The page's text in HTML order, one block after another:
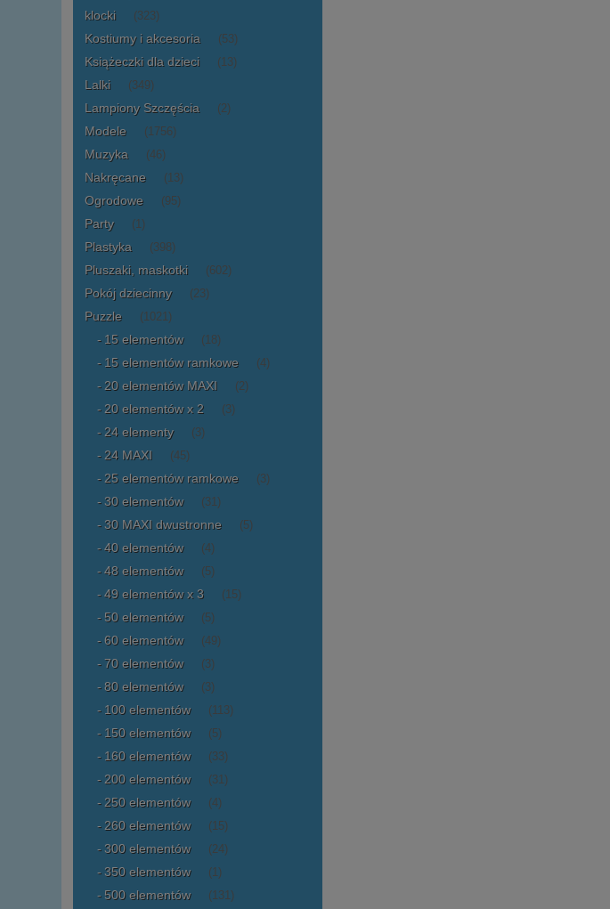
klocki (323)
Kostiumy i akcesoria (53)
Książeczki dla dzieci (13)
Lalki (349)
Lampiony Szczęścia (2)
Modele (1756)
Muzyka (46)
Nakręcane (13)
Ogrodowe (95)
Party (1)
Plastyka (398)
Pluszaki, maskotki (602)
Pokój dziecinny (23)
Puzzle (1021)
15 elementów (18)
15 elementów ramkowe (4)
20 elementów MAXI (2)
20 elementów x 2 (3)
24 elementy (3)
24 MAXI (45)
25 elementów ramkowe (3)
30 elementów (31)
30 MAXI dwustronne (5)
40 elementów (4)
48 elementów (5)
49 elementów x 3 (15)
50 elementów (5)
60 elementów (49)
70 elementów (3)
80 elementów (3)
100 elementów (113)
150 elementów (5)
160 elementów (33)
200 elementów (31)
250 elementów (4)
260 elementów (15)
300 elementów (24)
350 elementów (1)
500 elementów (131)